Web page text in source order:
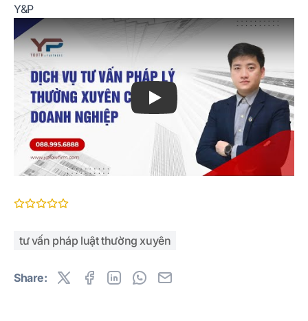
Y&P
Play
tư vấn pháp luật thường xuyên
Share: